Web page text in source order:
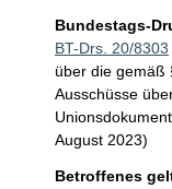
Bundestags-
BT-Drs. 20/8303
über die gemäß
Ausschüsse
August 2023)
Betroffenes